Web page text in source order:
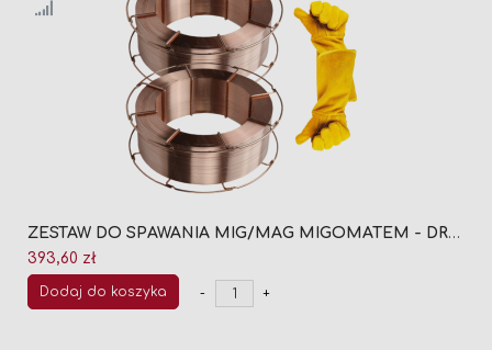
ZESTAW DO SPAWANIA MIG/MAG MIGOMATEM - DRUT SPAWALNICZY MIGOMAT TMT-FIL SG2 FI 1,0 (2 x SZPULA 16KG) + GRATIS RĘKAWICE SPAWALNICZE ROZMIAR 9
393,60 zł
Dodaj do koszyka - +